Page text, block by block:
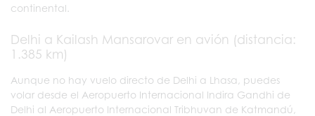
continental.
Delhi a Kailash Mansarovar en avión (distancia:
1.385 km)
Aunque no hay vuelo directo de Delhi a Lhasa, puedes
volar desde el Aeropuerto Internacional Indira Gandhi de
Delhi al Aeropuerto Internacional Tribhuvan de Katmandú,